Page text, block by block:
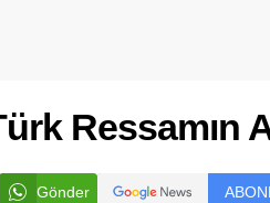
Ressamın
Gönder